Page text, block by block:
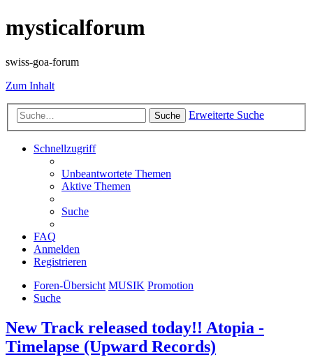
mysticalforum
swiss-goa-forum
Zum Inhalt
Suche Erweiterte Suche
Schnellzugriff
Unbeantwortete Themen
Aktive Themen
Suche
FAQ
Anmelden
Registrieren
Foren-Übersicht MUSIK Promotion
Suche
New Track released today!! Atopia -
Timelapse (Upward Records)